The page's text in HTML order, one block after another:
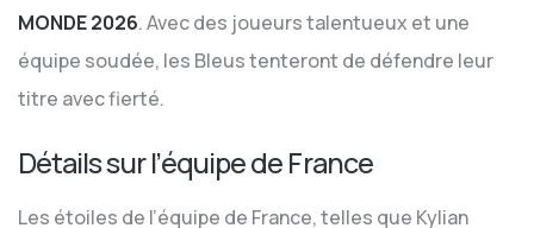
MONDE 2026. Avec des joueurs talentueux et une
équipe soudée, les Bleus tenteront de défendre leur
titre avec fierté.
Détails sur l’équipe de France
Les étoiles de l’équipe de France, telles que Kylian